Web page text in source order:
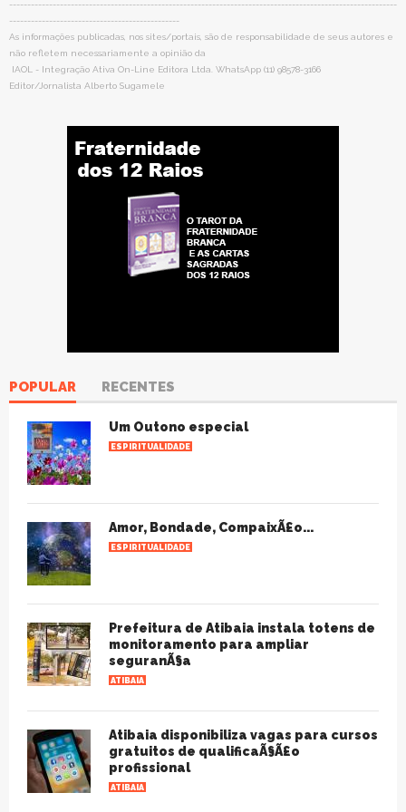
-----------------------------------------------------------------------------------------------------------
-----------------------------------------------
As informações publicadas, nos sites/portais, são de responsabilidade de seus autores e
não refletem necessariamente a opinião da
IAOL - Integração Ativa On-Line Editora Ltda. WhatsApp (11) 98578-3166
Editor/Jornalista Alberto Sugamele
POPULAR RECENTES
Um Outono especial
ESPIRITUALIDADE
Amor, Bondade, CompaixÃ£o...
ESPIRITUALIDADE
Prefeitura de Atibaia instala totens de
monitoramento para ampliar
seguranÃ§a
ATIBAIA
Atibaia disponibiliza vagas para cursos
gratuitos de qualificaÃ§Ã£o
profissional
ATIBAIA